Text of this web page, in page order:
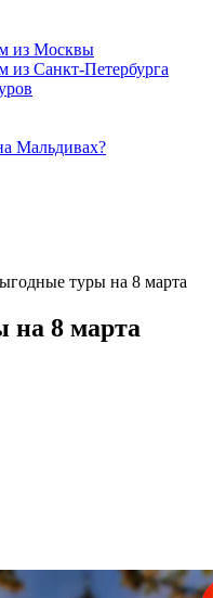
из Москвы
из Санкт-Петербурга
Мальдивах?
туры на 8 марта
на 8 марта